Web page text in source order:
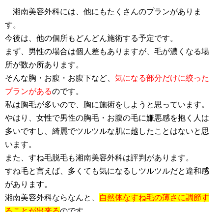
湘南美容外科には、他にもたくさんのプランがありま
す。
今後は、他の個所もどんどん施術する予定です。
まず、男性の場合は個人差もありますが、毛が濃くなる場
所が数か所あります。
そんな胸・お腹・お腹下など、 気になる部分だけに絞った
プランがあるのです。
私は胸毛が多いので、胸に施術をしようと思っています。
やはり、女性で男性の胸毛・お腹の毛に嫌悪感を抱く人は
多いですし、綺麗でツルツルな肌に越したことはないと思
います。
また、すね毛脱毛も湘南美容外科は評判があります。
すね毛と言えば、多くても気になるしツルツルだと違和感
があります。
湘南美容外科ならなんと、
自然体なすね毛の薄さに調節す